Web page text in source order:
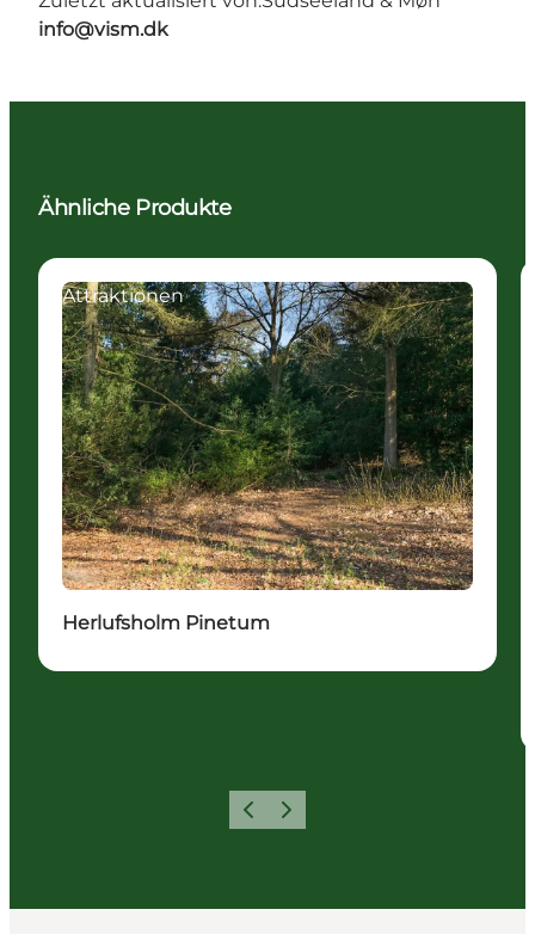
info@vism.dk
Ähnliche Produkte
Attraktionen
Herlufsholm Pinetum
ZurückWeiter